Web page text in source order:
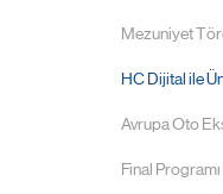
Mezuniyet
HC Dijital ile
Avrupa Oto
Final Programı